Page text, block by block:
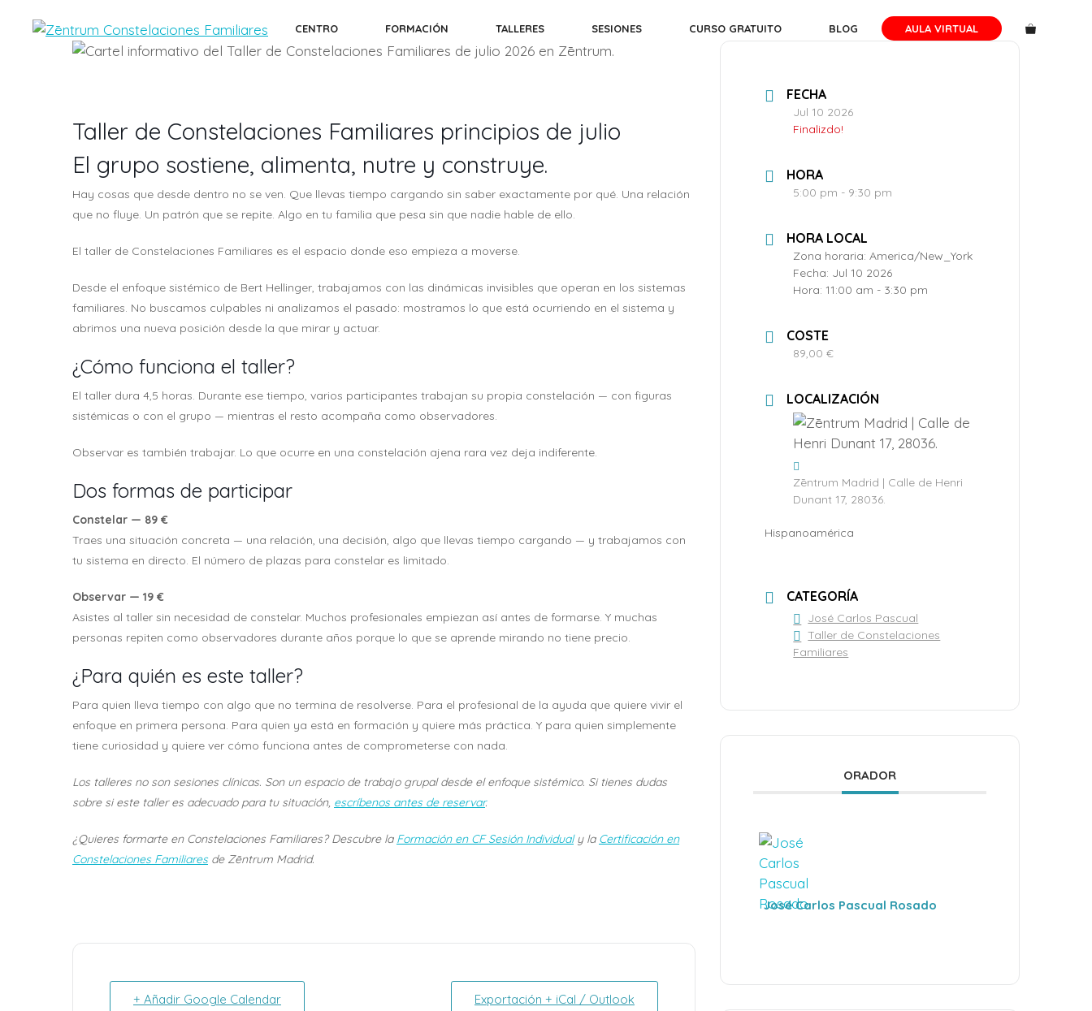
CENTRO FORMACIÓN TALLERES SESIONES CURSO GRATUITO BLOG AULA VIRTUAL
Taller de Constelaciones Familiares principios de julio
El grupo sostiene, alimenta, nutre y construye.
Hay cosas que desde dentro no se ven. Que llevas tiempo cargando sin saber exactamente por qué. Una relación
que no fluye. Un patrón que se repite. Algo en tu familia que pesa sin que nadie hable de ello.
El taller de Constelaciones Familiares es el espacio donde eso empieza a moverse.
Desde el enfoque sistémico de Bert Hellinger, trabajamos con las dinámicas invisibles que operan en los sistemas
familiares. No buscamos culpables ni analizamos el pasado: mostramos lo que está ocurriendo en el sistema y
abrimos una nueva posición desde la que mirar y actuar.
¿Cómo funciona el taller?
El taller dura 4,5 horas. Durante ese tiempo, varios participantes trabajan su propia constelación — con figuras
sistémicas o con el grupo — mientras el resto acompaña como observadores.
Observar es también trabajar. Lo que ocurre en una constelación ajena rara vez deja indiferente.
Dos formas de participar
Constelar — 89 €
Traes una situación concreta — una relación, una decisión, algo que llevas tiempo cargando — y trabajamos con
tu sistema en directo. El número de plazas para constelar es limitado.
Observar — 19 €
Asistes al taller sin necesidad de constelar. Muchos profesionales empiezan así antes de formarse. Y muchas
personas repiten como observadores durante años porque lo que se aprende mirando no tiene precio.
¿Para quién es este taller?
Para quien lleva tiempo con algo que no termina de resolverse. Para el profesional de la ayuda que quiere vivir el
enfoque en primera persona. Para quien ya está en formación y quiere más práctica. Y para quien simplemente
tiene curiosidad y quiere ver cómo funciona antes de comprometerse con nada.
Los talleres no son sesiones clínicas. Son un espacio de trabajo grupal desde el enfoque sistémico. Si tienes dudas
sobre si este taller es adecuado para tu situación, escríbenos antes de reservar.
¿Quieres formarte en Constelaciones Familiares? Descubre la Formación en CF Sesión Individualy la Certificación en
Constelaciones Familiaresde Zēntrum Madrid.
+ Añadir Google Calendar Exportación + iCal / Outlook
FECHA
Jul 10 2026
Finalizdo!
HORA
5:00 pm - 9:30 pm
HORA LOCAL
Zona horaria:America/New_York
Fecha: Jul 10 2026
Hora:11:00 am - 3:30 pm
COSTE
89,00 €
LOCALIZACIÓN
Zēntrum Madrid | Calle de Henri
Dunant 17, 28036.
Hispanoamérica
CATEGORÍA
José Carlos Pascual
Taller de Constelaciones
Familiares
ORADOR
José Carlos Pascual Rosado